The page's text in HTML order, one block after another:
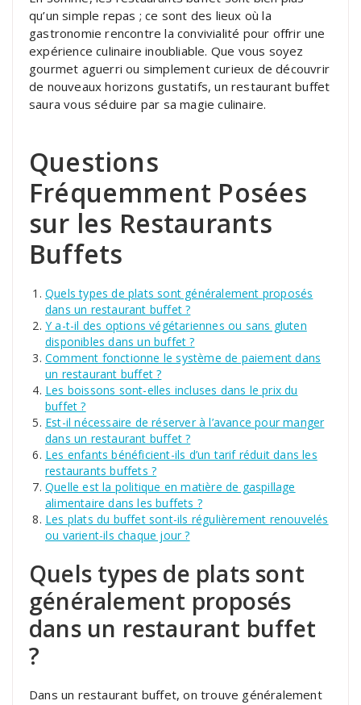
qu’un simple repas ; ce sont des lieux où la
gastronomie rencontre la convivialité pour offrir une
expérience culinaire inoubliable. Que vous soyez
gourmet aguerri ou simplement curieux de découvrir
de nouveaux horizons gustatifs, un restaurant buffet
saura vous séduire par sa magie culinaire.
Questions
Fréquemment Posées
sur les Restaurants
Buffets
Quels types de plats sont généralement proposés
dans un restaurant buffet ?
Y a-t-il des options végétariennes ou sans gluten
disponibles dans un buffet ?
Comment fonctionne le système de paiement dans
un restaurant buffet ?
Les boissons sont-elles incluses dans le prix du
buffet ?
Est-il nécessaire de réserver à l’avance pour manger
dans un restaurant buffet ?
Les enfants bénéficient-ils d’un tarif réduit dans les
restaurants buffets ?
Quelle est la politique en matière de gaspillage
alimentaire dans les buffets ?
Les plats du buffet sont-ils régulièrement renouvelés
ou varient-ils chaque jour ?
Quels types de plats sont
généralement proposés
dans un restaurant buffet
?
Dans un restaurant buffet, on trouve généralement